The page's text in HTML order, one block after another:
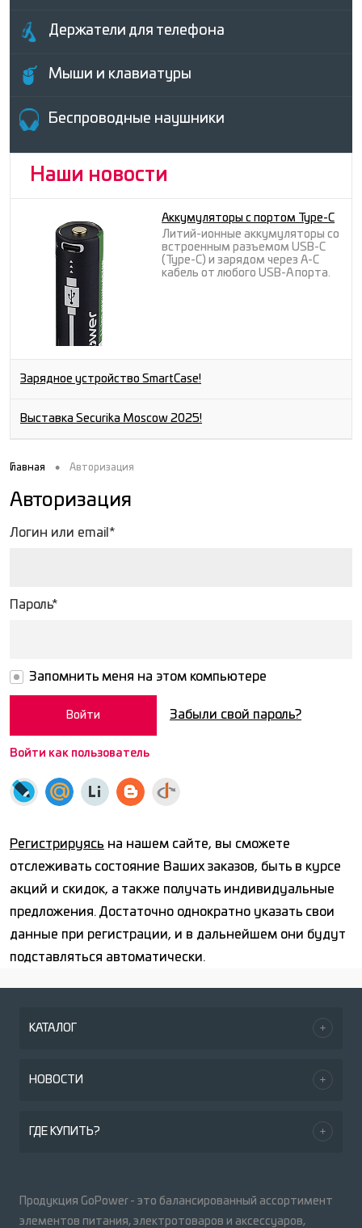
Держатели для телефона
Мыши и клавиатуры
Беcпроводные наушники
Наши новости
Аккумуляторы с портом Type-C
Литий-ионные аккумуляторы со
встроенным разъемом USB-C
(Type-C) и зарядом через A-C
кабель от любого USB-A порта.
Зарядное устройство SmartCase!
Выставка Securika Moscow 2025!
Главная • Авторизация
Авторизация
Логин или email*
Пароль*
Запомнить меня на этом компьютере
Забыли свой пароль?
Войти как пользователь
Регистрируясь на нашем сайте, вы сможете
отслеживать состояние Ваших заказов, быть в курсе
акций и скидок, а также получать индивидуальные
предложения. Достаточно однократно указать свои
данные при регистрации, и в дальнейшем они будут
подставляться автоматически.
КАТАЛОГ
НОВОСТИ
ГДЕ КУПИТЬ?
Продукция GoPower - это балансированный ассортимент
элементов питания, электротоваров и аксессуаров,